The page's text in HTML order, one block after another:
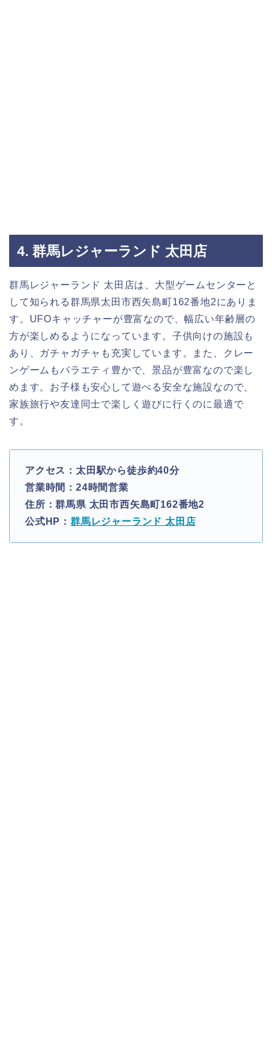
4. 群馬レジャーランド 太田店
群馬レジャーランド 太田店は、大型ゲームセンターと
して知られる群馬県太田市西矢島町162番地2にありま
す。UFOキャッチャーが豊富なので、幅広い年齢層の
方が楽しめるようになっています。子供向けの施設も
あり、ガチャガチャも充実しています。また、クレー
ンゲームもバラエティ豊かで、景品が豊富なので楽し
めます。お子様も安心して遊べる安全な施設なので、
家族旅行や友達同士で楽しく遊びに行くのに最適で
す。
アクセス：太田駅から徒歩約40分
営業時間：24時間営業
住所：群馬県 太田市西矢島町162番地2
公式HP： 群馬レジャーランド 太田店